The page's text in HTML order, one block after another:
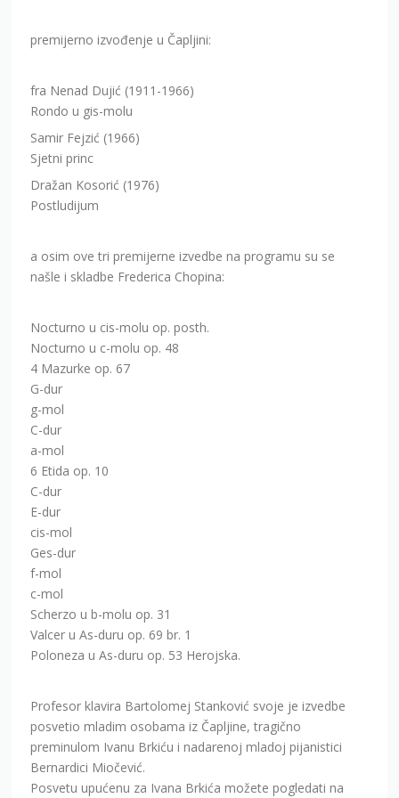
premijerno izvođenje u Čapljini:
fra Nenad Dujić (1911-1966)
Rondo u gis-molu
Samir Fejzić (1966)
Sjetni princ
Dražan Kosorić (1976)
Postludijum
a osim ove tri premijerne izvedbe na programu su se
našle i skladbe Frederica Chopina:
Nocturno u cis-molu op. posth.
Nocturno u c-molu op. 48
4 Mazurke op. 67
G-dur
g-mol
C-dur
a-mol
6 Etida op. 10
C-dur
E-dur
cis-mol
Ges-dur
f-mol
c-mol
Scherzo u b-molu op. 31
Valcer u As-duru op. 69 br. 1
Poloneza u As-duru op. 53 Herojska.
Profesor klavira Bartolomej Stanković svoje je izvedbe
posvetio mladim osobama iz Čapljine, tragično
preminulom Ivanu Brkiću i nadarenoj mladoj pijanistici
Bernardici Miočević.
Posvetu upućenu za Ivana Brkića možete pogledati na